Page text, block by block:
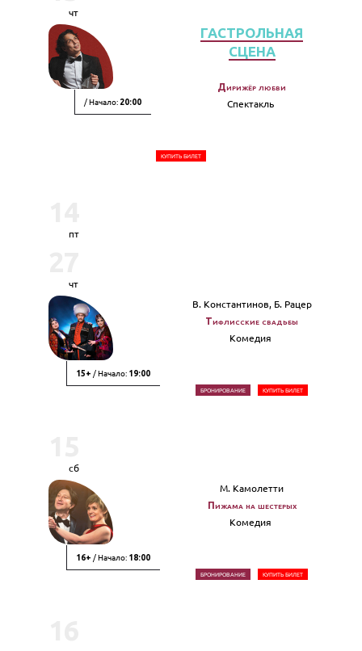
чт
/ Начало: 20:00
ГАСТРОЛЬНАЯ
СЦЕНА
Дирижёр любви
Спектакль
КУПИТЬ БИЛЕТ
пт
чт
15+ / Начало: 19:00
В. Константинов, Б. Рацер
Тифлисские свадьбы
Комедия
БРОНИРОВАНИЕ КУПИТЬ БИЛЕТ
сб
16+ / Начало: 18:00
М. Камолетти
Пижама на шестерых
Комедия
БРОНИРОВАНИЕ КУПИТЬ БИЛЕТ